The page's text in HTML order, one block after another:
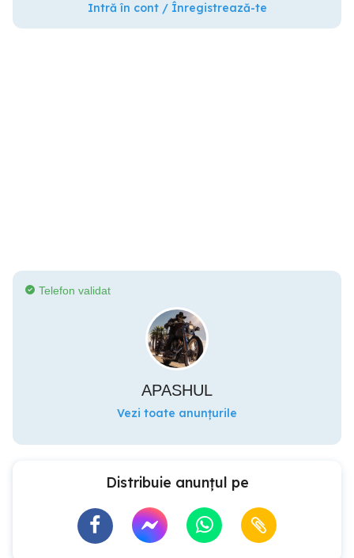
Intră în cont / Înregistrează-te
Telefon validat
APASHUL
Vezi toate anunțurile
Distribuie anunțul pe